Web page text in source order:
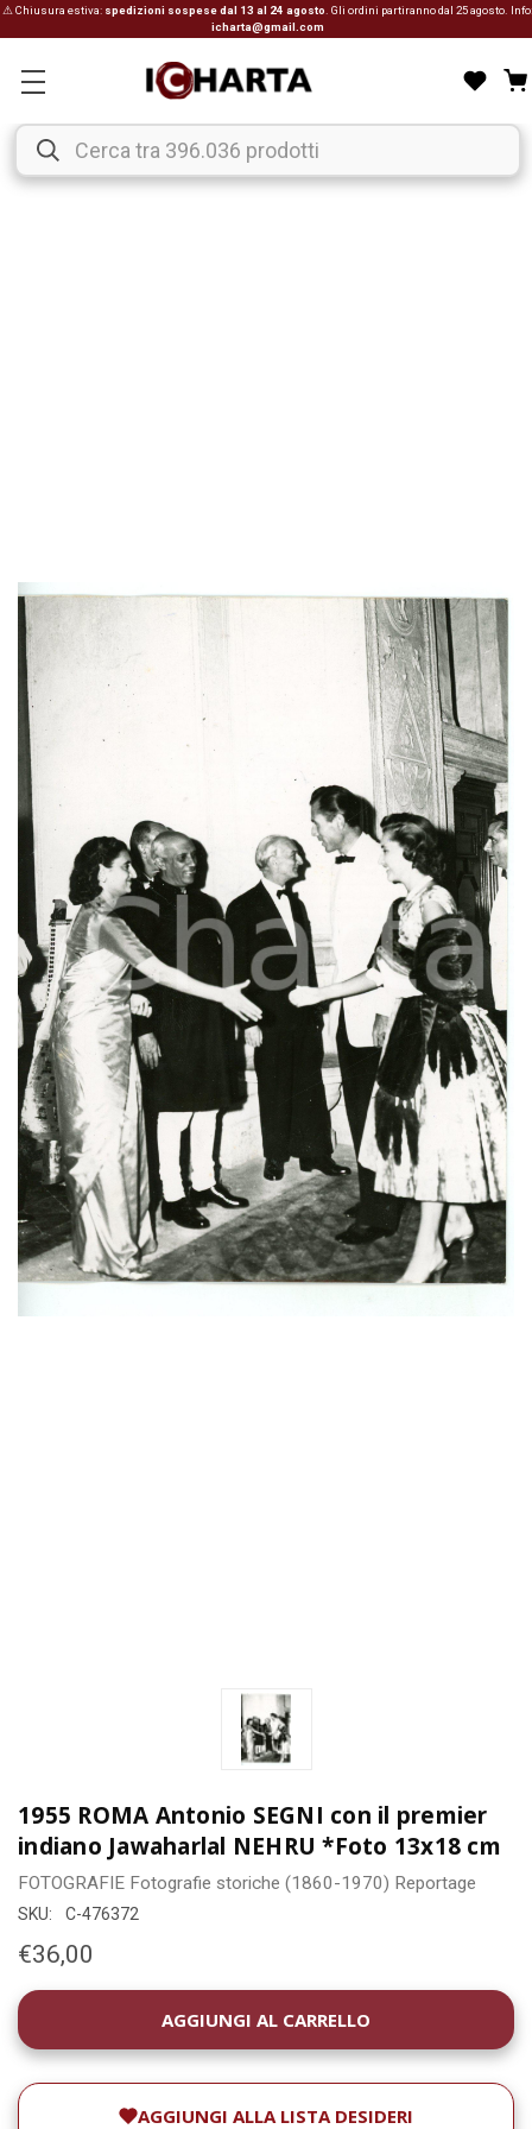
⚠ Chiusura estiva: spedizioni sospese dal 13 al 24 agosto . Gli ordini partiranno dal 25 agosto. Info:
icharta@gmail.com
1955 ROMA Antonio SEGNI con il premier
indiano Jawaharlal NEHRU *Foto 13x18 cm
FOTOGRAFIE Fotografie storiche (1860-1970) Reportage
SKU: C-476372
€36,00
DISPONIBILITÀ
ATTUALE:
AGGIUNGI ALLA LISTA DESIDERI